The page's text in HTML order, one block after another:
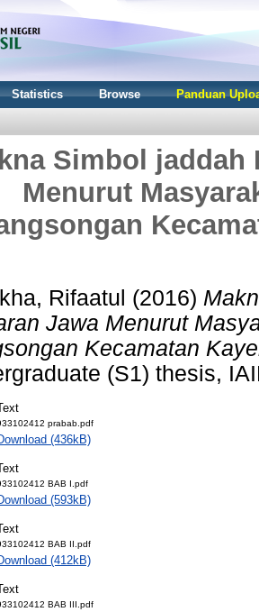
Statistics Browse Panduan
Simbol jaddah
Menurut
Rifaatul (2016)
Jawa Menurut
Kecamatan
(S1) thesis,
prabab.pdf
(436kB)
BAB I.pdf
(593kB)
BAB II.pdf
(412kB)
BAB III.pdf